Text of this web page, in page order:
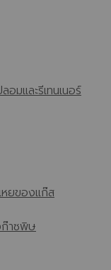
มและรีเทนเนอร์
หยของแก๊ส
าซพิษ